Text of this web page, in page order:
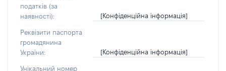
податків (за
наявності):
[Конфіденційна інформація]
Реквізити паспорта
громадянина
України:
[Конфіденційна інформація]
Унікальний номер